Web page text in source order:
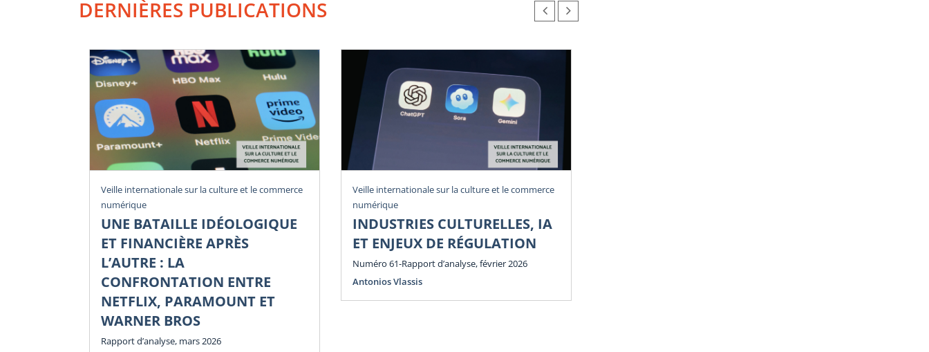
DERNIÈRES PUBLICATIONS
Veille internationale sur la culture et le commerce
numérique
UNE BATAILLE IDÉOLOGIQUE
ET FINANCIÈRE APRÈS
L’AUTRE : LA
CONFRONTATION ENTRE
NETFLIX, PARAMOUNT ET
WARNER BROS
Rapport d’analyse, mars 2026
Veille internationale sur la culture et le commerce
numérique
INDUSTRIES CULTURELLES, IA
ET ENJEUX DE RÉGULATION
Numéro 61-Rapport d’analyse, février 2026
Antonios Vlassis